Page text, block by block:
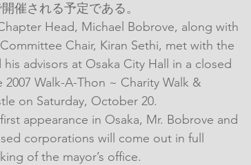
催される予定である。
Head, Michael Bobrove, along with
Chair, Kiran Sethi, met with the
advisors at Osaka City Hall in a closed
Walk-A-Thon ~ Charity Walk &
on Saturday, October 20.
appearance in Osaka, Mr. Bobrove and
corporations will come out in full
of the mayor’s office.